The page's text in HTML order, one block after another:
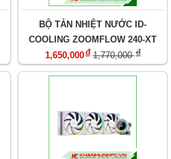
BỘ TẢN NHIỆT NƯỚC ID-
COOLING ZOOMFLOW 240-XT
ELITE SNOW
1,650,000đ 1,770,000đ